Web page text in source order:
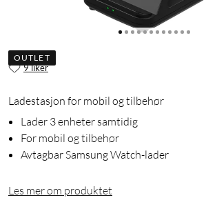
OUTLET
9 liker
Ladestasjon for mobil og tilbehør
Lader 3 enheter samtidig
For mobil og tilbehør
Avtagbar Samsung Watch-lader
Les mer om produktet